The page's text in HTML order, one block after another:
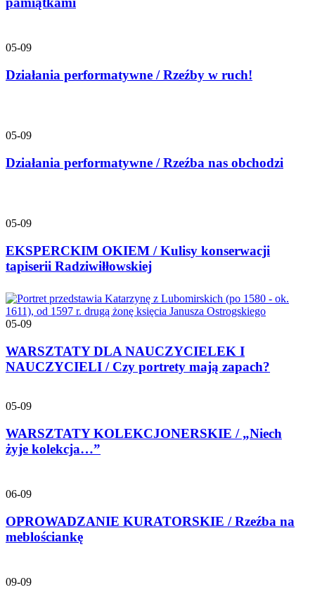
05-09
Działania performatywne / Rzeźby w ruch!
05-09
Działania performatywne / Rzeźba nas obchodzi
05-09
EKSPERCKIM OKIEM / Kulisy konserwacji
tapiserii Radziwiłłowskiej
05-09
WARSZTATY DLA NAUCZYCIELEK I
NAUCZYCIELI / Czy portrety mają zapach?
05-09
WARSZTATY KOLEKCJONERSKIE / „Niech
żyje kolekcja…”
06-09
OPROWADZANIE KURATORSKIE / Rzeźba na
meblościankę
09-09